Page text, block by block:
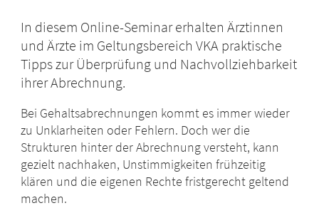
In diesem Online-Seminar erhalten Ärztinnen
und Ärzte im Geltungsbereich VKA praktische
Tipps zur Überprüfung und Nachvollziehbarkeit
ihrer Abrechnung.
Bei Gehaltsabrechnungen kommt es immer wieder
zu Unklarheiten oder Fehlern. Doch wer die
Strukturen hinter der Abrechnung versteht, kann
gezielt nachhaken, Unstimmigkeiten frühzeitig
klären und die eigenen Rechte fristgerecht geltend
machen.